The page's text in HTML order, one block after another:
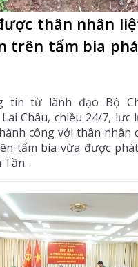
thân nhân
trên tấm bia
tin từ lãnh đạo Bộ
Lai Châu, chiều 24/7,
công với thân nhân
tấm bia vừa được
Tần.